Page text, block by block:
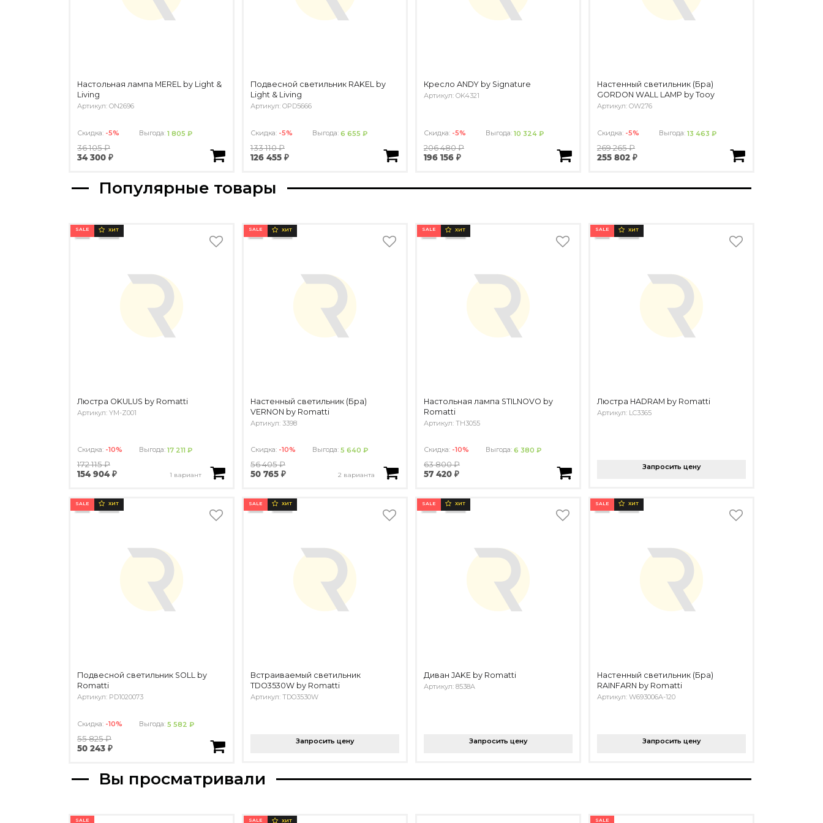
Настольная лампа MEREL by Light &
Living
Артикул: ON2696
Скидка: -5% Выгода:1 805 ₽
36 105 ₽
34 300 ₽
Подвесной светильник RAKEL by
Light & Living
Артикул: OPD5666
Скидка: -5% Выгода:6 655 ₽
133 110 ₽
126 455 ₽
Кресло ANDY by Signature
Артикул: OK4321
Скидка: -5% Выгода:10 324 ₽
206 480 ₽
196 156 ₽
Настенный светильник (Бра)
GORDON WALL LAMP by Tooy
Артикул: OW276
Скидка: -5% Выгода:13 463 ₽
269 265 ₽
255 802 ₽
Популярные товары
SALE ХИТ
Люстра OKULUS by Romatti
Артикул: YM-Z001
Скидка: -10% Выгода:17 211 ₽
172 115 ₽
154 904 ₽
1 вариант
SALE ХИТ
Настенный светильник (Бра)
VERNON by Romatti
Артикул: 3398
Скидка: -10% Выгода:5 640 ₽
56 405 ₽
50 765 ₽
2 варианта
SALE ХИТ
Настольная лампа STILNOVO by
Romatti
Артикул: TH3055
Скидка: -10% Выгода:6 380 ₽
63 800 ₽
57 420 ₽
SALE ХИТ
Люстра HADRAM by Romatti
Артикул: LC3365
Запросить цену
SALE ХИТ
Подвесной светильник SOLL by
Romatti
Артикул: PD1020073
Скидка: -10% Выгода:5 582 ₽
55 825 ₽
50 243 ₽
SALE ХИТ
Встраиваемый светильник
TDO3530W by Romatti
Артикул: TDO3530W
Запросить цену
SALE ХИТ
Диван JAKE by Romatti
Артикул: 8538A
Запросить цену
SALE ХИТ
Настенный светильник (Бра)
RAINFARN by Romatti
Артикул: W693006A-120
Запросить цену
Вы просматривали
SALE SALE ХИТ SALE